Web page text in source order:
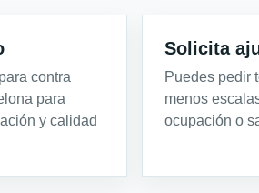
contra
para
y calidad
Solicita
Puedes pedir
menos
ocupación o